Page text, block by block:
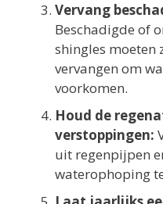
Vervang
Beschadigde of
shingles moeten
vervangen om
voorkomen.
Houd de
verstoppingen:
uit regenpijpen
waterophoping